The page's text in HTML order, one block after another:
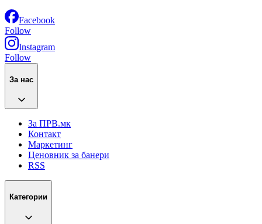
Facebook
Follow
Instagram
Follow
За нас
За ПРВ.мк
Контакт
Маркетинг
Ценовник за банери
RSS
Категории